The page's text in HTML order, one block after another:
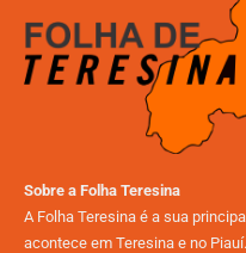
Sobre a Folha Teresina
A Folha Teresina é a sua
acontece em Teresina e no Piauí.